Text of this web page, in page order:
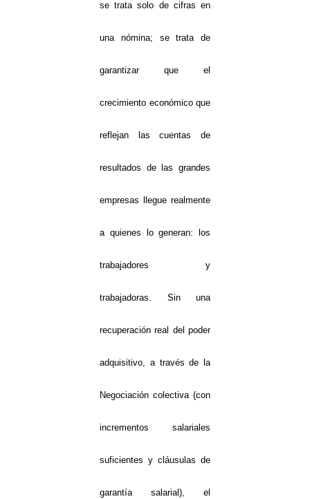
se trata solo de cifras en
una nómina; se trata de
garantizar que el
crecimiento económico que
reflejan las cuentas de
resultados de las grandes
empresas llegue realmente
a quienes lo generan: los
trabajadores y
trabajadoras. Sin una
recuperación real del poder
adquisitivo, a través de la
Negociación colectiva (con
incrementos salariales
suficientes y cláusulas de
garantía salarial), el